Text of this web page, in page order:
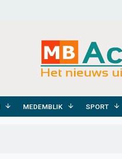
MEDEMBLIK SPORT